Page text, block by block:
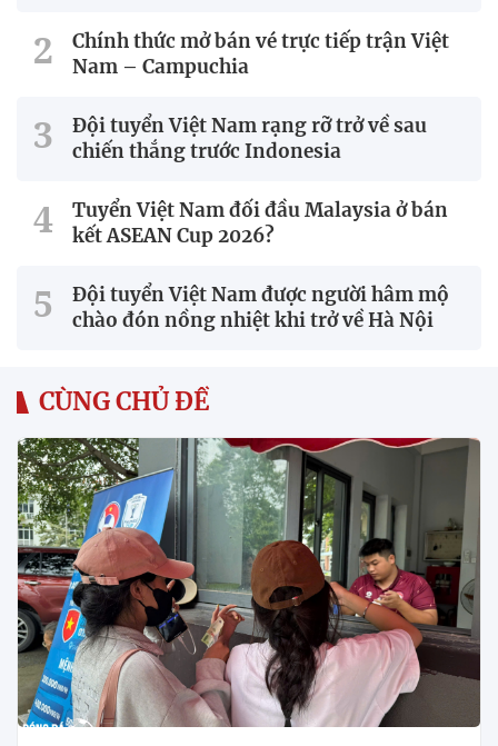
Chính thức mở bán vé trực tiếp trận Việt
Nam – Campuchia
Đội tuyển Việt Nam rạng rỡ trở về sau
chiến thắng trước Indonesia
Tuyển Việt Nam đối đầu Malaysia ở bán
kết ASEAN Cup 2026?
Đội tuyển Việt Nam được người hâm mộ
chào đón nồng nhiệt khi trở về Hà Nội
CÙNG CHỦ ĐỀ